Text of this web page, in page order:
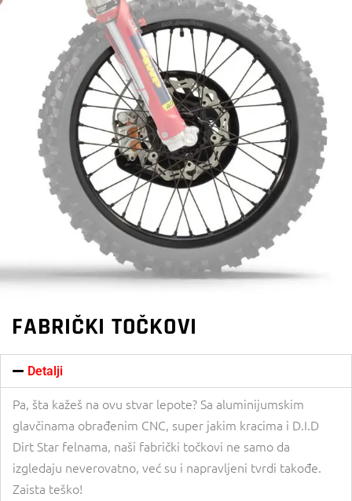
FABRIČKI TOČKOVI
Detalji
Pa, šta kažeš na ovu stvar lepote? Sa aluminijumskim
glavčinama obrađenim CNC, super jakim kracima i D.I.D
Dirt Star felnama, naši fabrički točkovi ne samo da
izgledaju neverovatno, već su i napravljeni tvrdi takođe.
Zaista teško!